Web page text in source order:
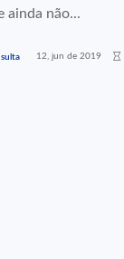
ainda não...
12, jun de 2019